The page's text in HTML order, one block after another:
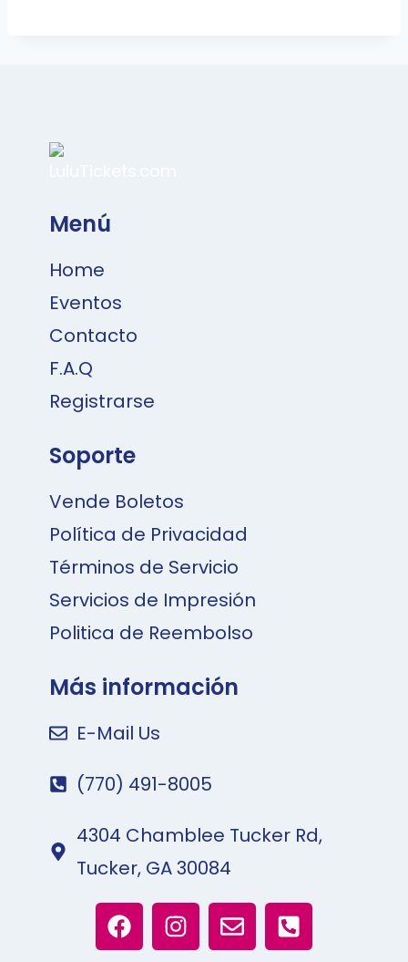
Menú
Home
Eventos
Contacto
F.A.Q
Registrarse
Soporte
Vende Boletos
Política de Privacidad
Términos de Servicio
Servicios de Impresión
Politica de Reembolso
Más información
E-Mail Us
(770) 491-8005
4304 Chamblee Tucker Rd,
Tucker, GA 30084